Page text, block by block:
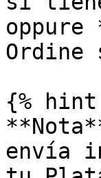
oppure
{%
envía